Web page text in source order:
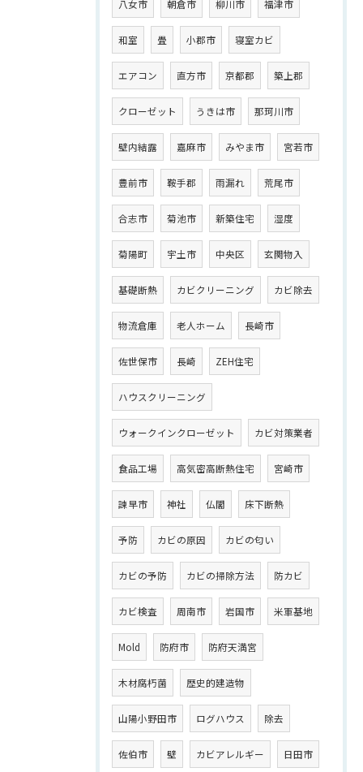
八女市 朝倉市 柳川市 福津市
和室 畳 小郡市 寝室カビ
エアコン 直方市 京都郡 築上郡
クローゼット うきは市 那珂川市
壁内結露 嘉麻市 みやま市 宮若市
豊前市 鞍手郡 雨漏れ 荒尾市
合志市 菊池市 新築住宅 湿度
菊陽町 宇土市 中央区 玄関物入
基礎断熱 カビクリーニング カビ除去
物流倉庫 老人ホーム 長崎市
佐世保市 長崎 ZEH住宅
ハウスクリーニング
ウォークインクローゼット カビ対策業者
食品工場 高気密高断熱住宅 宮崎市
諫早市 神社 仏閣 床下断熱
予防 カビの原因 カビの匂い
カビの予防 カビの掃除方法 防カビ
カビ検査 周南市 岩国市 米軍基地
Mold 防府市 防府天満宮
木材腐朽菌 歴史的建造物
山陽小野田市 ログハウス 除去
佐伯市 壁 カビアレルギー 日田市